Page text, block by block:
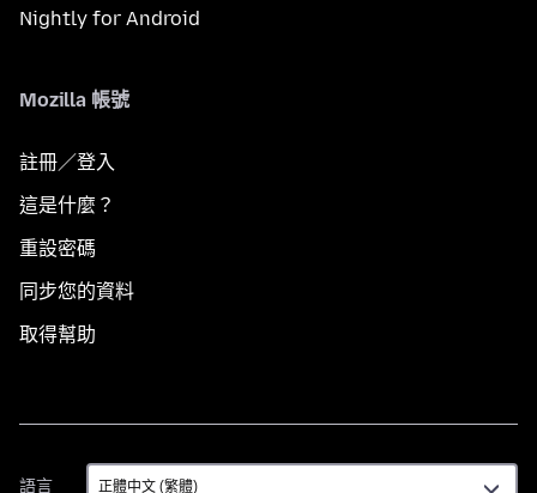
Nightly for Android
Mozilla 帳號
註冊／登入
這是什麼？
重設密碼
同步您的資料
取得幫助
語言
語